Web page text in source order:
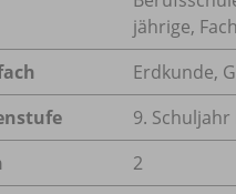
jährige,
Erdkunde,
9.
2